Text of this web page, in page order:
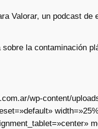
Valorar, un podcast
la contaminación
wp-content/